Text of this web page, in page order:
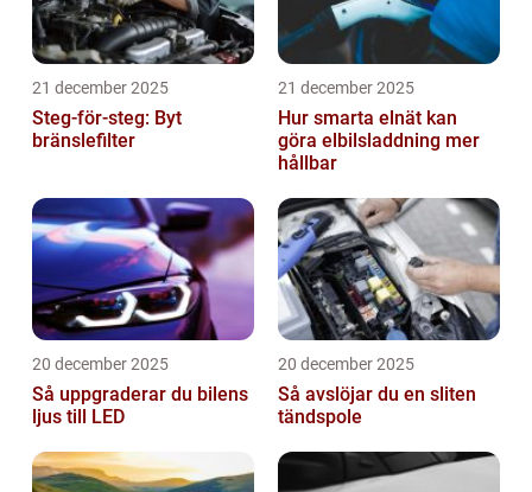
21 december 2025
Steg-för-steg: Byt
bränslefilter
21 december 2025
Hur smarta elnät kan
göra elbilsladdning mer
hållbar
20 december 2025
Så uppgraderar du bilens
ljus till LED
20 december 2025
Så avslöjar du en sliten
tändspole